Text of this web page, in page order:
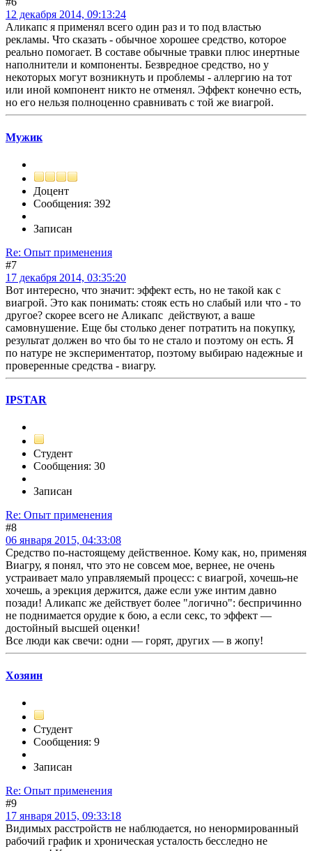
12 декабря 2014, 09:13:24
Аликапс я применял всего один раз и то под властью
рекламы. Что сказать - обычное хорошее средство, которое
реально помогает. В составе обычные травки плюс инертные
наполнители и компоненты. Безвредное средство, но у
некоторых могут возникнуть и проблемы - аллергию на тот
или иной компонент никто не отменял. Эффект конечно есть,
но его нельзя полноценно сравнивать с той же виагрой.
Мужик
Доцент
Сообщения: 392
Записан
Re: Опыт применения
#7
17 декабря 2014, 03:35:20
Вот интересно, что значит: эффект есть, но не такой как с
виагрой. Это как понимать: стояк есть но слабый или что - то
другое? скорее всего не Аликапс действуют, а ваше
самовнушение. Еще бы столько денег потратить на покупку,
результат должен во что бы то не стало и поэтому он есть. Я
по натуре не экспериментатор, поэтому выбираю надежные и
проверенные средства - виагру.
IPSTAR
Студент
Сообщения: 30
Записан
Re: Опыт применения
#8
06 января 2015, 04:33:08
Средство по-настоящему действенное. Кому как, но, применяя
Виагру, я понял, что это не совсем мое, вернее, не очень
устраивает мало управляемый процесс: с виагрой, хочешь-не
хочешь, а эрекция держится, даже если уже интим давно
позади! Аликапс же действует более "логично": беспричинно
не поднимается орудие к бою, а если секс, то эффект —
достойный высшей оценки!
Все люди как свечи: одни — горят, других — в жопу!
Хозяин
Студент
Сообщения: 9
Записан
Re: Опыт применения
#9
17 января 2015, 09:33:18
Видимых расстройств не наблюдается, но ненормированный
рабочий график и хроническая усталость бесследно не